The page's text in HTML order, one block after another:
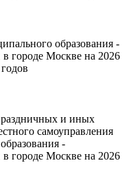
образования -
городе Москве на 2026
и иных
самоуправления
-
городе Москве на 2026